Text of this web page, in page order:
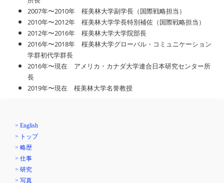
2007年〜2010年 桜美林大学副学長（国際戦略担当）
2010年〜2012年 桜美林大学学長特別補佐（国際戦略担当）
2012年〜2016年 桜美林大学大学院部長
2016年〜2018年 桜美林大学グローバル・コミュニケーション
学群初代学群長
2016年〜現在 アメリカ・カナダ大学連合日本研究センター所
長
2019年〜現在 桜美林大学名誉教授
> English
> トップ
> 略歴
> 仕事
> 研究
> 写真